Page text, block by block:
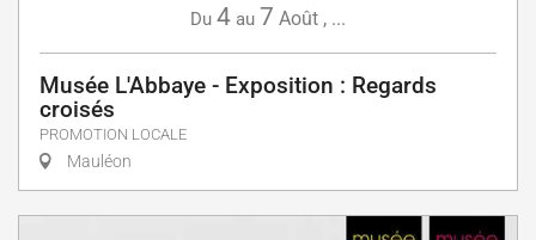
Du 4 au 7 Août , ...
Musée L'Abbaye - Exposition : Regards
croisés
PROMOTION LOCALE
Mauléon